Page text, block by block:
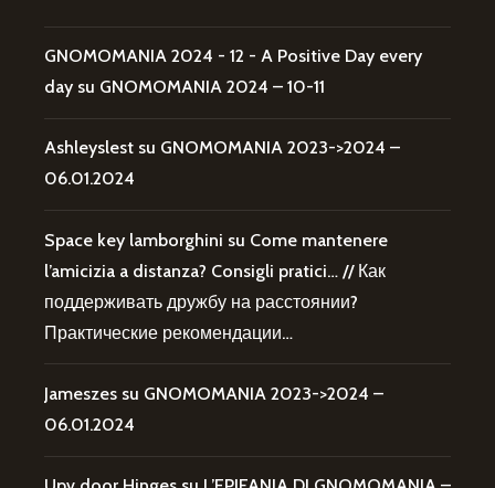
GNOMOMANIA 2024 - 12 - A Positive Day every
day su GNOMOMANIA 2024 – 10-11
Ashleyslest su GNOMOMANIA 2023->2024 –
06.01.2024
Space key lamborghini su Come mantenere
l’amicizia a distanza? Consigli pratici… // Как
поддерживать дружбу на расстоянии?
Практические рекомендации…
Jameszes su GNOMOMANIA 2023->2024 –
06.01.2024